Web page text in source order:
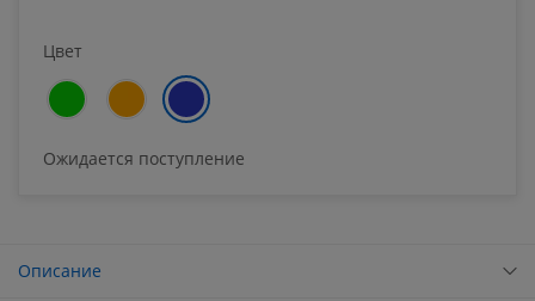
Цвет
Ожидается поступление
Описание